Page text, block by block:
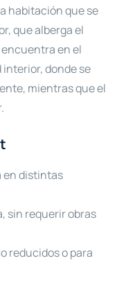
habitación que se
que alberga el
en el
donde se
mientras que el
en distintas
sin requerir obras
reducidos o para